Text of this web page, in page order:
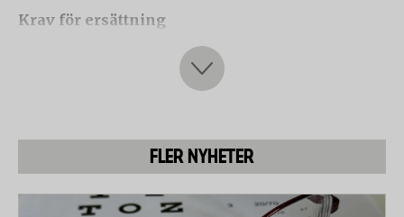
Krav för ersättning
För att försäkringen ska gälla krävs att man är
aktsam om sina saker. Den som begär ersättning ska
kan det till exempel vara ett kontoutdrag som visar
att man tagit ut pengar strax före stölden inträffade.
Godkänt lås för cyklar betyder normalt att låset ska
FLER NYHETER